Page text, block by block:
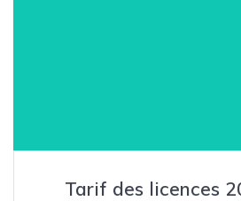
Tarif des licences